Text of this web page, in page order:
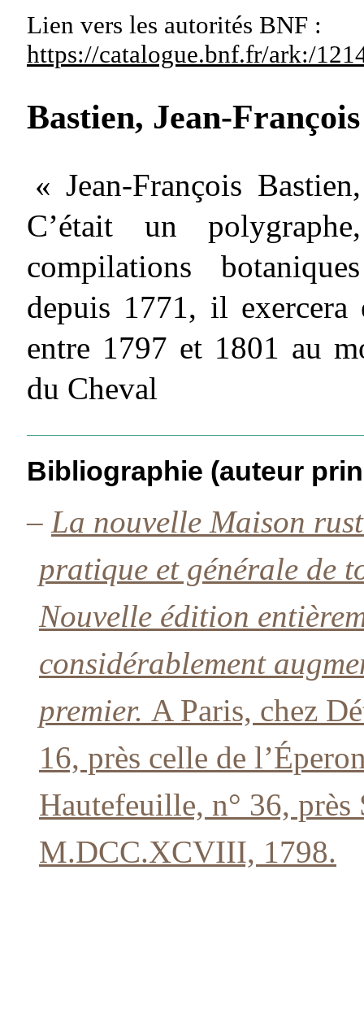
Lien vers les autorités BNF :
https://catalogue.bnf.fr/ark:/
Bastien, Jean-
« Jean-François
C’était un
compilations
depuis 1771, il
entre 1797 et 1801 au
du Cheval
Bibliographie (auteur
– La nouvelle Maison
pratique et générale de
Nouvelle édition
considérablement
premier. A Paris, chez
16, près celle de
Hautefeuille, n° 36,
M.DCC.XCVIII, 1798.